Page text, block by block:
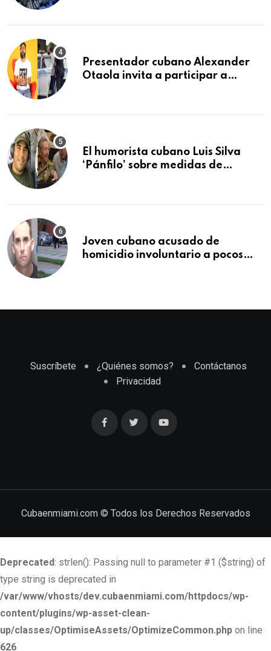
Presentador cubano Alexander
Otaola invita a participar a
que lo detuvo durante una
El humorista cubano Luis Silva
‘Pánfilo’ sobre medidas de
Joven cubano acusado de
homicidio involuntario a pocos
Suscríbete ¿Quiénes somos?
Contáctanos
Privacidad
Cubaenmiami.com © Todos los Derechos Reservados
Deprecated: strlen(): Passing null to parameter #1 ($string) of
type string is deprecated in
/var/www/vhosts/dev.cubaenmiami.com/httpdocs/wp-
content/plugins/wp-asset-clean-
up/classes/OptimiseAssets/OptimizeCommon.php on line
626